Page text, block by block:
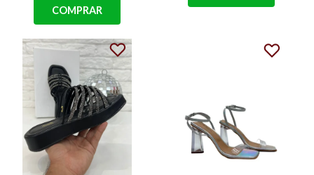
COMPRAR